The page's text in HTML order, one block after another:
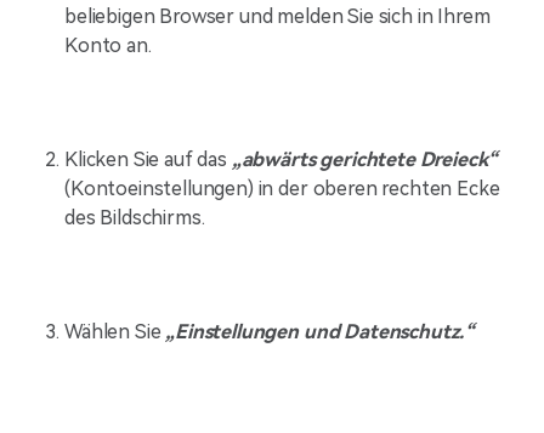
beliebigen Browser und melden Sie sich in Ihrem
Konto an.
Klicken Sie auf das „abwärts gerichtete Dreieck“
(Kontoeinstellungen) in der oberen rechten Ecke
des Bildschirms.
Wählen Sie „Einstellungen und Datenschutz.“